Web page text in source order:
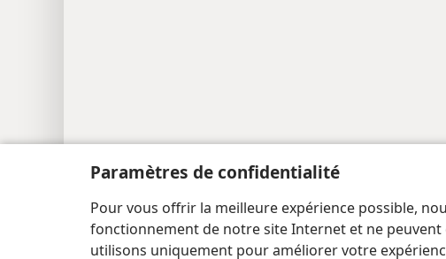
Paramètres de confidentialité
Pour vous offrir la meilleure expérience possible,
fonctionnement de notre site Internet et ne
utilisons uniquement pour améliorer votre
Copyright© 2026 Watch Tower Bible and Tract Society of